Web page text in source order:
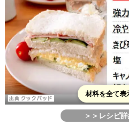
材料を全て表
＞＞レシピ